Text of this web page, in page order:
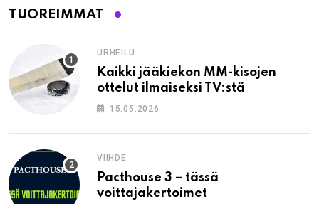
TUOREIMMAT
URHEILU
Kaikki jääkiekon MM-kisojen
ottelut ilmaiseksi TV:stä
15.05.2026
VIIHDE
Pacthouse 3 – tässä
voittajakertoimet